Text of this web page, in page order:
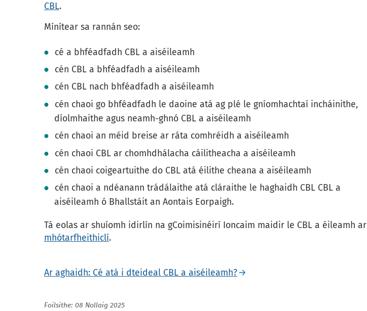
CBL.
Mínítear sa rannán seo:
cé a bhféadfadh CBL a aiséileamh
cén CBL a bhféadfadh a aiséileamh
cén CBL nach bhféadfadh a aiséileamh
cén chaoi go bhféadfadh le daoine atá ag plé le gníomhachtaí incháinithe,
díolmhaithe agus neamh-ghnó CBL a aiséileamh
cén chaoi an méid breise ar ráta comhréidh a aiséileamh
cén chaoi CBL ar chomhdhálacha cáilitheacha a aiséileamh
cén chaoi coigeartuithe do CBL atá éilithe cheana a aiséileamh
cén chaoi a ndéanann trádálaithe atá cláraithe le haghaidh CBL CBL a
aiséileamh ó Bhallstáit an Aontais Eorpaigh.
Tá eolas ar shuíomh idirlín na gCoimisinéirí Ioncaim maidir le CBL a éileamh ar
mhótarfheithiclí.
Ar aghaidh: Cé atá i dteideal CBL a aiséileamh?
Foilsithe: 08 Nollaig 2025